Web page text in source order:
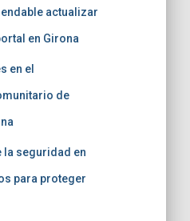
actualizar
en Girona
en el
de
la seguridad en
para proteger